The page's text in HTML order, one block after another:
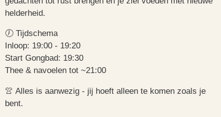
helderheid.
🕖 Tijdschema
Inloop: 19:00 - 19:20
Start Gongbad: 19:30
Thee & navoelen tot ~21:00
👚 Alles is aanwezig - jij hoeft alleen te komen zoals je
bent.